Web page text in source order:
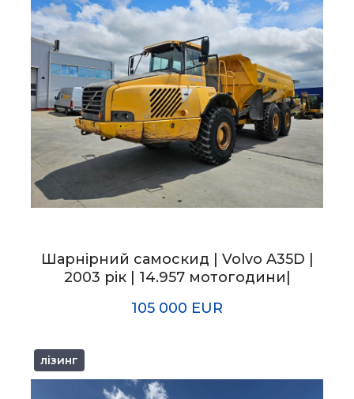
Шарнірний самоскид | Volvo A35D |
2003 рік | 14.957 мотогодини|
105 000 EUR
лізинг